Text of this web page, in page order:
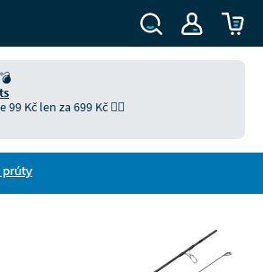
Kč len za 699 Kč 👉🏻
prúty